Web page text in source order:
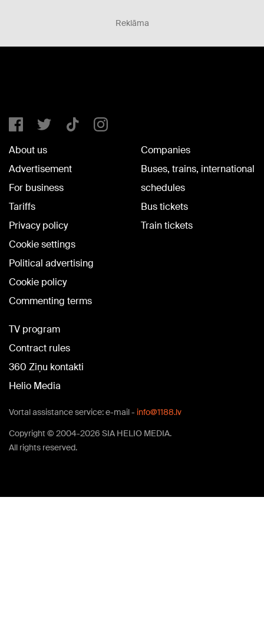
Reklāma
About us
Advertisement
For business
Tariffs
Privacy policy
Cookie settings
Political advertising
Cookie policy
Commenting terms
Companies
Buses, trains, international
schedules
Bus tickets
Train tickets
TV program
Contract rules
360 Ziņu kontakti
Helio Media
Vortal assistance service: e-mail - info@1188.lv
Copyright © 2004-2026 SIA HELIO MEDIA.
All rights reserved.